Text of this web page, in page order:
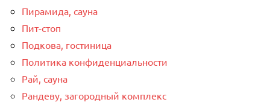
Пирамида, сауна
Пит-стоп
Подкова, гостиница
Политика конфиденциальности
Рай, сауна
Рандеву, загородный комплекс